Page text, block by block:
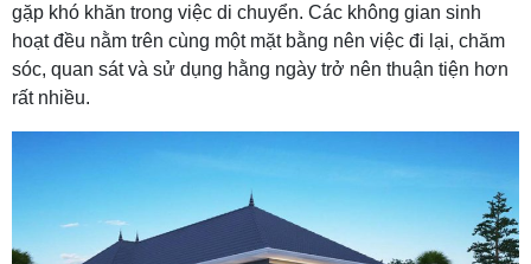
gặp khó khăn trong việc di chuyển. Các không gian sinh
hoạt đều nằm trên cùng một mặt bằng nên việc đi lại, chăm
sóc, quan sát và sử dụng hằng ngày trở nên thuận tiện hơn
rất nhiều.